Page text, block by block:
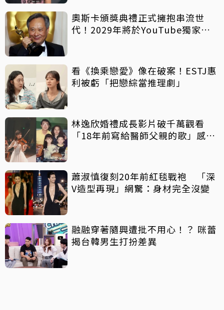
奧斯卡頒獎典禮正式擁抱串流世
代！2029年將於YouTube獨家轉
看《換乘戀愛》像在破案！ESTJ惠
利被虧「把戀綜當推理劇」
林逸欣婚禮成長影片破千萬觀看
「18年前寫給醫師父親的歌」感動
蕭淑慎復刻20年前紅毯戰袍 「深
V造型再現」網驚：身材完全沒變
融融穿著隨興遭批不用心！？ 咪蕾
揭台韓男生打扮差異